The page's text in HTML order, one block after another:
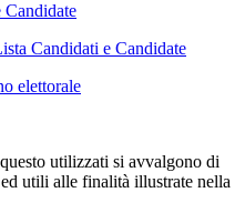
Candidate
Candidati e Candidate
elettorale
utilizzati si avvalgono di
utili alle finalità illustrate nella